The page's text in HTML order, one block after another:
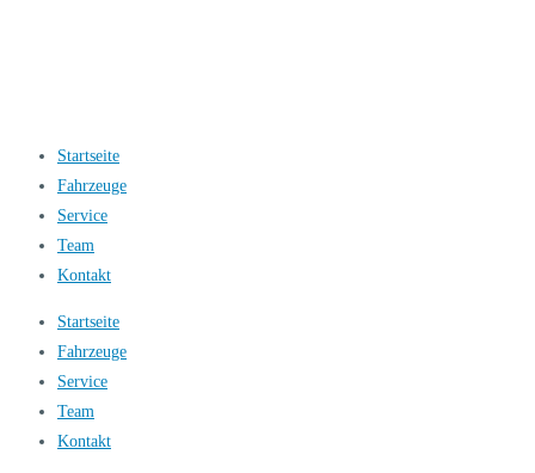
Startseite
Fahrzeuge
Service
Team
Kontakt
Startseite
Fahrzeuge
Service
Team
Kontakt